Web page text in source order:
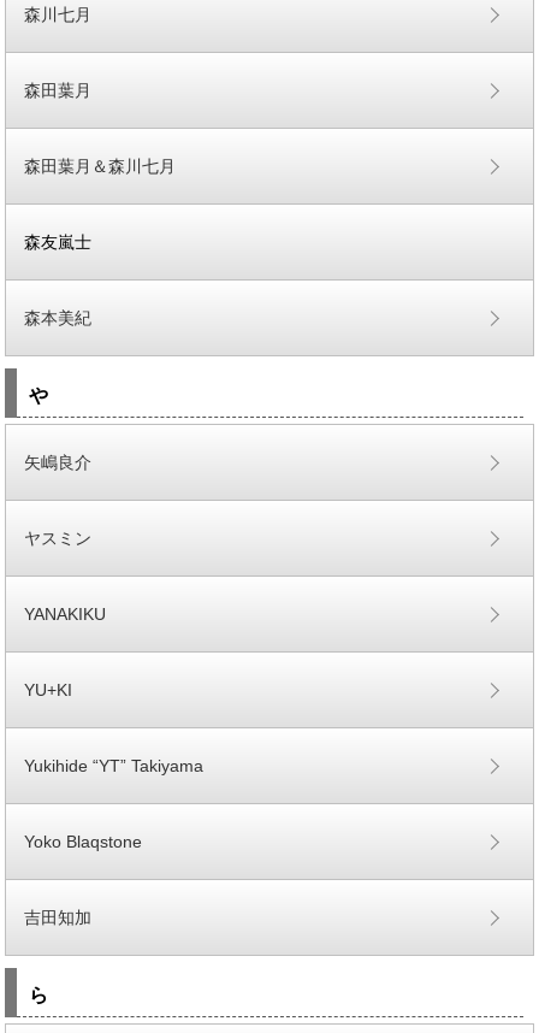
森川七月
森田葉月
森田葉月＆森川七月
森友嵐士
森本美紀
や
矢嶋良介
ヤスミン
YANAKIKU
YU+KI
Yukihide “YT” Takiyama
Yoko Blaqstone
吉田知加
ら